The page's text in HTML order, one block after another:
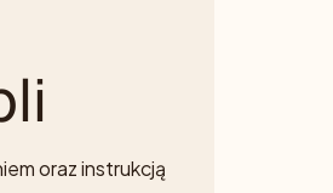
oraz instrukcją